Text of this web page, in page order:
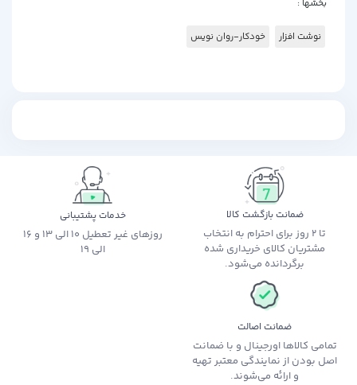
بخشها :
نوشت افزار خودکار-روان نویس
ضمانت بازگشت کالا
تا 2 روز برای احترام به انتخاب
مشتریان کالای خریداری شده
برگردانده می‌شود.
خدمات پشتیبانی
روزهای غیر تعطیل 10 الی 13 و 16
الی 19
ضمانت اصالت
تمامی کالاها اورجینال و با ضمانت
اصل بودن از نمایندگی معتبر تهیه
و ارائه می‌شوند.